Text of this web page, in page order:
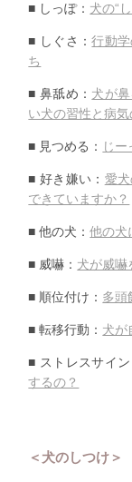
■ しっぽ： 犬の“
■ しぐさ：行動
ち
■ 鼻舐め： 犬が
い犬の習性と病気
■ 見つめる： じ
■ 好き嫌い： 愛
できていますか？
■ 他の犬：他の犬
■ 威嚇： 犬が威嚇
■ 順位付け： 多頭
■ 転移行動： 犬が
■ ストレスサイン
するの？
＜犬のしつけ＞